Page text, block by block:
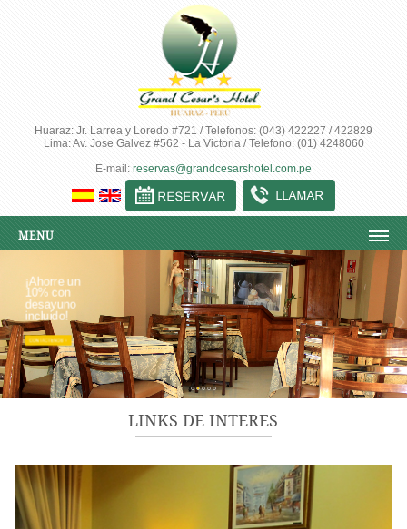
Huaraz: Jr. Larrea y Loredo #721 / Telefonos: (043) 422227 / 422829
Lima: Av. Jose Galvez #562 - La Victoria / Telefono: (01) 4248060
E-mail: reservas@grandcesarshotel.com.pe
MENU
INICIO
QUIENES SOMOS
HABITACIONES & TARIFAS
SERVICIOS
ATRACTIVOS EN HUARAZ
GALERÍA DE FOTOS
UBÍQUENOS
¡Ahorre un
10% con
desayuno
incluido!
LINKS DE INTERES